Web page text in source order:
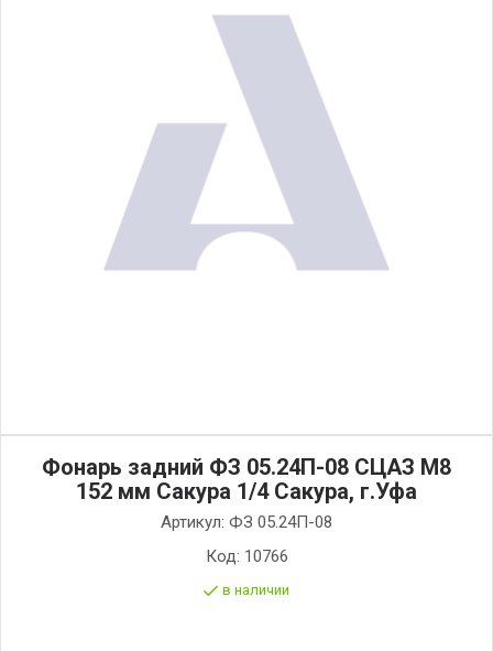
Фонарь задний ФЗ 05.24П-08 СЦАЗ М8
152 мм Сакура 1/4 Сакура, г.Уфа
Артикул: ФЗ 05.24П-08
Код: 10766
в наличии